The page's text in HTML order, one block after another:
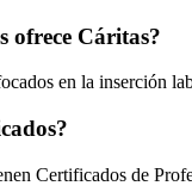
ofrece Cáritas?
en la inserción
Certificados de